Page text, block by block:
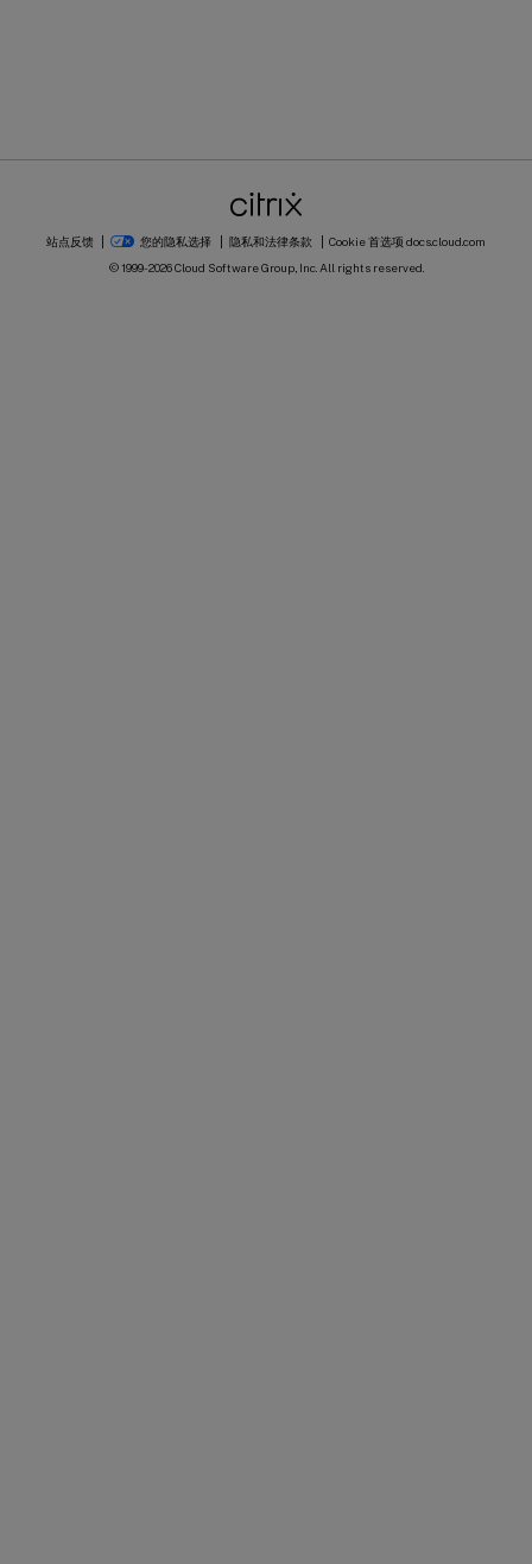
站点反馈 您的隐私选择 隐私和法律条款 Cookie 首选项 docs.cloud.com
© 1999-2026Cloud Software Group, Inc. All rights reserved.